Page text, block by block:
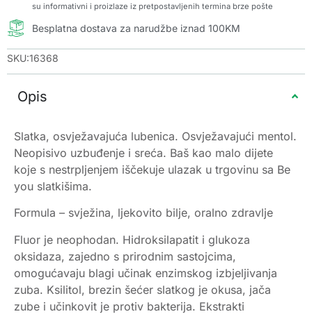
su informativni i proizlaze iz pretpostavljenih termina brze pošte
Besplatna dostava za narudžbe iznad 100KM
SKU:16368
Opis
Slatka, osvježavajuća lubenica. Osvježavajući mentol.
Neopisivo uzbuđenje i sreća. Baš kao malo dijete
koje s nestrpljenjem iščekuje ulazak u trgovinu sa Be
you slatkišima.
Formula – svježina, ljekovito bilje, oralno zdravlje
Fluor je neophodan. Hidroksilapatit i glukoza
oksidaza, zajedno s prirodnim sastojcima,
omogućavaju blagi učinak enzimskog izbjeljivanja
zuba. Ksilitol, brezin šećer slatkog je okusa, jača
zube i učinkovit je protiv bakterija. Ekstrakti